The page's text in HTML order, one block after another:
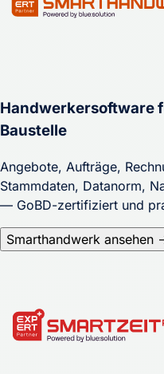
Handwerkersoftware
Baustelle
Angebote, Aufträge,
Stammdaten, Datanorm,
— GoBD-zertifiziert und
Smarthandwerk ansehen